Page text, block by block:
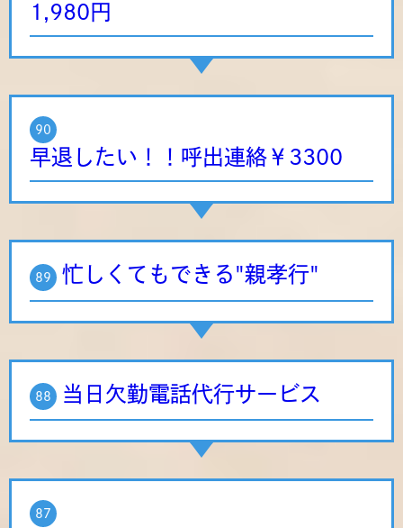
1,980円
90
早退したい！！呼出連絡￥3300
89 忙しくてもできる"親孝行"
88 当日欠勤電話代行サービス
87